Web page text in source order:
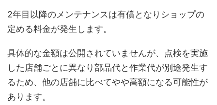
2年目以降のメンテナンスは有償となりショップの
定める料金が発生します。
具体的な金額は公開されていませんが、点検を実施
した店舗ごとに異なり部品代と作業代が別途発生す
るため、他の店舗に比べてやや高額になる可能性が
あります。